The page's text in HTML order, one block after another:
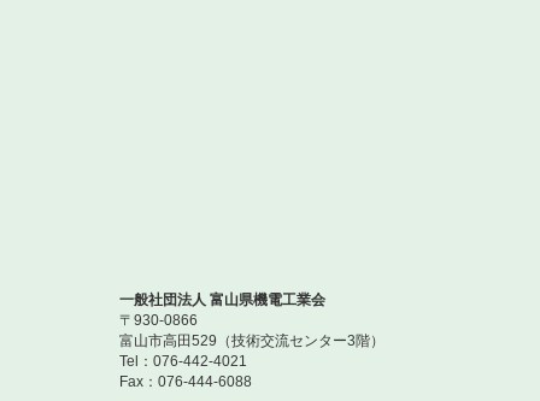
一般社団法人 富山県機電工業会
〒930-0866
富山市高田529（技術交流センター3階）
Tel：076-442-4021
Fax：076-444-6088